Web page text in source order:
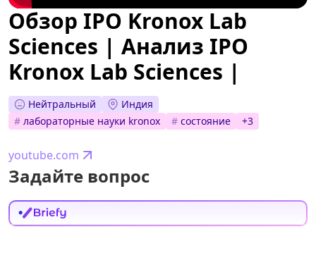
Обзор IPO Kronox Lab
Sciences | Анализ IPO
Kronox Lab Sciences |
Нейтральный
Индия
# лабораторные науки kronox # состояние +3
youtube.com
Задайте вопрос